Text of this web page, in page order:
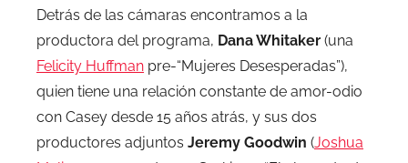
Detrás de las cámaras encontramos a la
productora del programa, Dana Whitaker (una
Felicity Huffman pre-“Mujeres Desesperadas”),
quien tiene una relación constante de amor-odio
con Casey desde 15 años atrás, y sus dos
productores adjuntos Jeremy Goodwin (Joshua